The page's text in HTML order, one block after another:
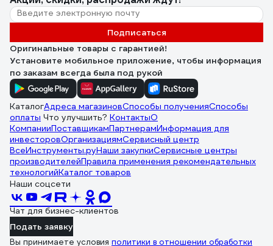
Подписаться
Оригинальные товары с гарантией!
Установите мобильное приложение, чтобы информация
по заказам всегда была под рукой
КаталогАдреса магазиновСпособы полученияСпособы
оплаты Что улучшить? КонтактыО
КомпанииПоставщикамПартнерамИнформация для
инвесторовОрганизациямСервисный центр
ВсеИнструменты.руНаши закупкиСервисные центры
производителейПравила применения рекомендательных
технологийКаталог товаров
Наши соцсети
Чат для бизнес-клиентов
Подать заявку
Вы принимаете условия политики в отношении обработки